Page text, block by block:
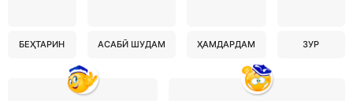
БЕҲТАРИН АСАБӢ ШУДАМ ҲАМДАРДАМ ЗУР